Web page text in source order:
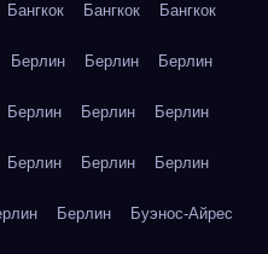
Бангкок Бангкок Бангкок
Берлин Берлин Берлин
Берлин Берлин Берлин
Берлин Берлин Берлин
Берлин Буэнос-Айрес